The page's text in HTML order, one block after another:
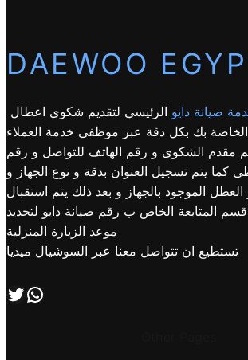
DAEWOO
صيانة دايو الرئيسي لتقديم شكوى اعطال
الخاصة بك بكل دقة عبر موظفى خدمة العملاء
مقدم الشكوى و رقم الهاتف للتواصل و رقم
كما يتم تسجيل العنوان بدقة و نوع الجهاز و
العطل الموجود بالجهاز و بعد ذلك يتم استقبال
المتابعة الخاص ب رقم صيانة دايو لتحديد
موعد الزيارة المنزلية
تستطيع ان تتواصل معنا عبر السوشيال ميديا
تابعنا علي صفحة التويتر اتصل بنا علي طريق الوتساب